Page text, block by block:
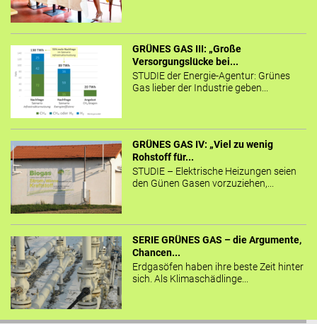
GRÜNES GAS III: „Große
Versorgungslücke bei...
STUDIE der Energie-Agentur: Grünes
Gas lieber der Industrie geben...
GRÜNES GAS IV: „Viel zu wenig
Rohstoff für...
STUDIE – Elektrische Heizungen seien
den Günen Gasen vorzuziehen,...
SERIE GRÜNES GAS – die Argumente,
Chancen...
Erdgasöfen haben ihre beste Zeit hinter
sich. Als Klimaschädlinge...